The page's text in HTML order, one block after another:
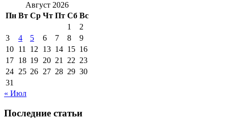
Август 2026
Пн Вт Ср Чт Пт Сб Вс
1
2
3
4 5 6 7 8
9
10 11 12 13 14 15 16
17 18 19 20 21 22 23
24 25 26 27 28 29 30
31
« Июл
Последние статьи